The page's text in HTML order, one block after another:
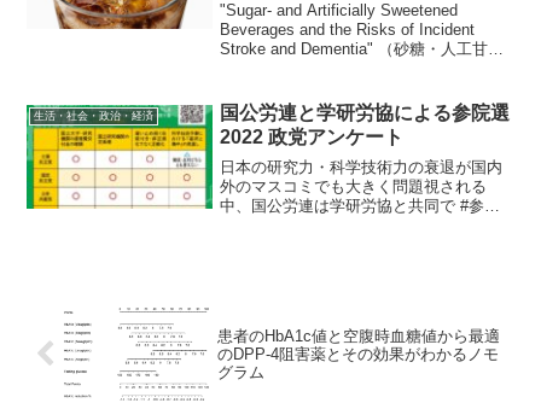
"Sugar- and Artificially Sweetened
Beverages and the Risks of Incident
Stroke and Dementia" （砂糖・人工甘味
生活・社会・政治・経済
国公労連と学研労協による参院選
2022 政党アンケート
日本の研究力・科学技術力の衰退が国内
外のマスコミでも大きく問題視される
中、国公労連は学研労協と共同で #参院
患者のHbA1c値と空腹時血糖値から最適
のDPP-4阻害薬とその効果がわかるノモ
グラム